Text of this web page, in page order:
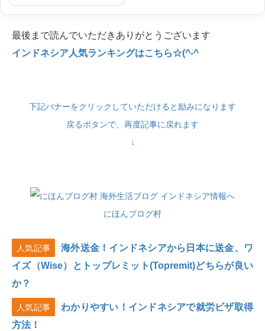
最後まで読んでいただきありがとうございます
インドネシア人気ランキングはこちら☆(^-^
下記バナーをクリックしていただけると励みになります
戻るボタンで、再度記事に戻れます
↓
にほんブログ村
人気記事
海外送金！インドネシアから日本に送金、ワ
イズ（Wise）とトップレミット(Topremit)どちらが良い
か？
人気記事
わかりやすい！インドネシアで就労ビザ取得
方法！